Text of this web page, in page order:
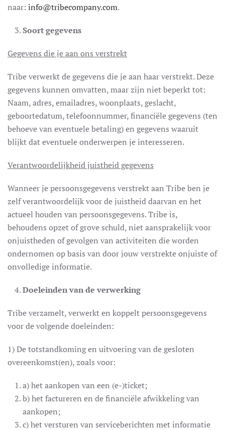
naar: info@tribecompany.com.
Soort gegevens
Gegevens die je aan ons verstrekt
Tribe verwerkt de gegevens die je aan haar verstrekt. Deze
gegevens kunnen omvatten, maar zijn niet beperkt tot:
Naam, adres, emailadres, woonplaats, geslacht,
geboortedatum, telefoonnummer, financiële gegevens (ten
behoeve van eventuele betaling) en gegevens waaruit
blijkt dat eventuele onderwerpen je interesseren.
Verantwoordelijkheid juistheid gegevens
Wanneer je persoonsgegevens verstrekt aan Tribe ben je
zelf verantwoordelijk voor de juistheid daarvan en het
actueel houden van persoonsgegevens. Tribe is,
behoudens opzet of grove schuld, niet aansprakelijk voor
onjuistheden of gevolgen van activiteiten die worden
ondernomen op basis van door jouw verstrekte onjuiste of
onvolledige informatie.
Doeleinden van de verwerking
Tribe verzamelt, verwerkt en koppelt persoonsgegevens
voor de volgende doeleinden:
1) De totstandkoming en uitvoering van de gesloten
overeenkomst(en), zoals voor:
a) het aankopen van een (e-)ticket;
b) het factureren en de financiële afwikkeling van
aankopen;
c) het versturen van serviceberichten met informatie